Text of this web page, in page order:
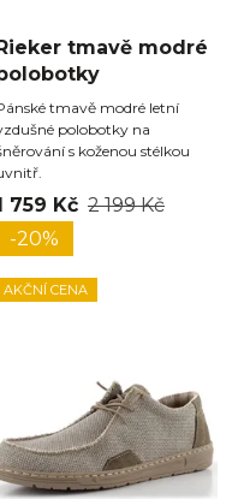
tmavě modré
tmavě modré letní
polobotky na
s koženou stélkou
759 Kč 2 199 Kč
-20%
AKČNÍ CENA